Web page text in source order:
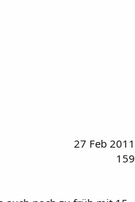
27 Feb 2011
159